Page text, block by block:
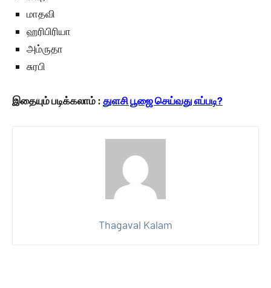
மாதவி
ஹரிபிரியா
அம்ருதா
சுரபி
இதையும் படிக்கலாம் : துளசி பூஜை செய்வது எப்படி?
Thagaval Kalam